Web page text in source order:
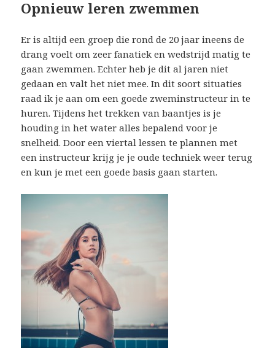
Opnieuw leren zwemmen
Er is altijd een groep die rond de 20 jaar ineens de
drang voelt om zeer fanatiek en wedstrijd matig te
gaan zwemmen. Echter heb je dit al jaren niet
gedaan en valt het niet mee. In dit soort situaties
raad ik je aan om een goede zweminstructeur in te
huren. Tijdens het trekken van baantjes is je
houding in het water alles bepalend voor je
snelheid. Door een viertal lessen te plannen met
een instructeur krijg je je oude techniek weer terug
en kun je met een goede basis gaan starten.